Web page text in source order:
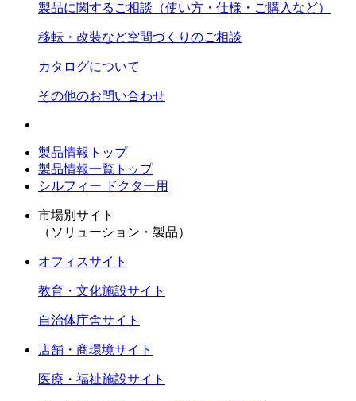
製品に関するご相談（使い方・仕様・ご購入など）
移転・改装など空間づくりのご相談
カタログについて
その他のお問い合わせ
製品情報トップ
製品情報一覧トップ
シルフィー ドクター用
市場別サイト
（ソリューション・製品）
オフィスサイト
教育・文化施設サイト
自治体庁舎サイト
店舗・商環境サイト
医療・福祉施設サイト